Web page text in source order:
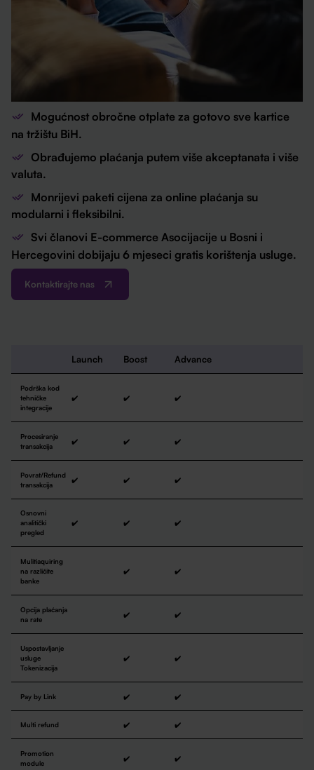
Mogućnost obročne otplate za gotovo sve kartice
na tržištu BiH.
Obrađujemo plaćanja putem više akceptanata i više
valuta.
Monrijevi paketi cijena za online plaćanja su
modularni i fleksibilni.
Svi članovi E-commerce Asocijacije u Bosni i
Hercegovini dobijaju 6 mjeseci gratis korištenja usluge.
Kontaktirajte nas
Launch Boost Advance
Podrška kod
tehničke
integracije
✔️ ✔️ ✔️
Procesiranje
transakcija
✔️ ✔️ ✔️
Povrat/Refund
transakcija
✔️ ✔️ ✔️
Osnovni
analitički
pregled
✔️ ✔️ ✔️
Mulitiaquiring
na različite
banke
✔️ ✔️
Opcija plaćanja
na rate
✔️ ✔️
Uspostavljanje
usluge
Tokenizacija
✔️ ✔️
Pay by Link ✔️ ✔️
Multi refund ✔️ ✔️
Promotion
module
✔️ ✔️